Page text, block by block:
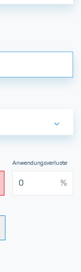
Anwendungsverluste